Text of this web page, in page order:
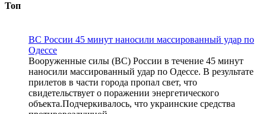
Топ
ВС России 45 минут наносили массированный удар по
Одессе
Вооруженные силы (ВС) России в течение 45 минут
наносили массированный удар по Одессе. В результате
прилетов в части города пропал свет, что
свидетельствует о поражении энергетического
объекта.Подчеркивалось, что украинские средства